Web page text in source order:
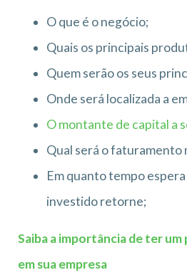
O que é o negócio;
Quais os principais
Quem serão os seus
Onde será localizada a
O montante de capital a
Qual será o faturamento
Em quanto tempo
investido retorne;
Saiba a importância de ter
em sua empresa